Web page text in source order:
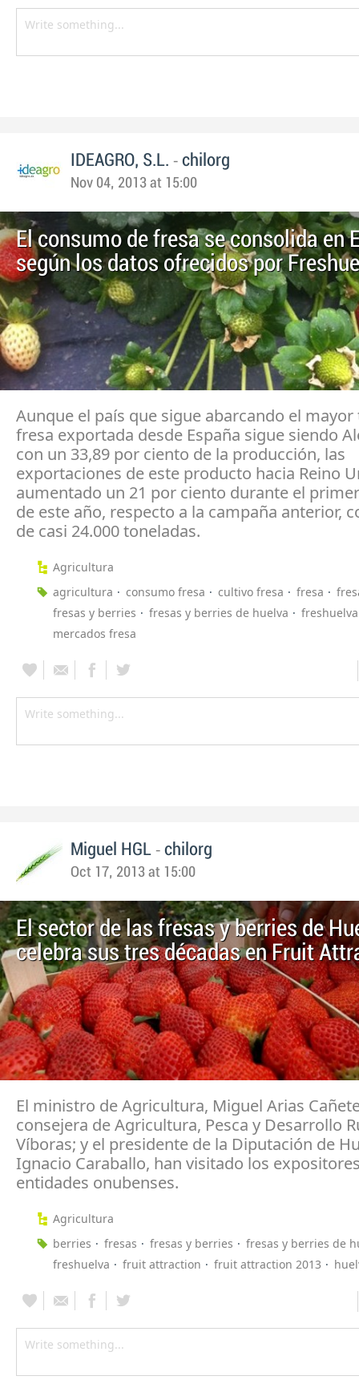
IDEAGRO, S.L. - chilorg
Nov 04, 2013 at 15:00
El consumo de fresa se consolida en
según los datos ofrecidos por
Aunque el país que sigue abarcando el
fresa exportada desde España sigue siendo
con un 33,89 por ciento de la producción, las
exportaciones de este producto hacia Reino
aumentado un 21 por ciento durante el
de este año, respecto a la campaña anterior,
de casi 24.000 toneladas.
Agricultura
agricultura
consumo fresa cultivo fresa fresa
fresas y berries
fresas y berries de huelva
freshuelva
mercados fresa
Miguel HGL - chilorg
Oct 17, 2013 at 15:00
El sector de las fresas y berries de
celebra sus tres décadas en Fruit
El ministro de Agricultura, Miguel Arias
consejera de Agricultura, Pesca y Desarrollo
Víboras; y el presidente de la Diputación de
Ignacio Caraballo, han visitado los
entidades onubenses.
Agricultura
berries
fresas fresas y berries
fresas y berries de
freshuelva
fruit attraction fruit attraction 2013